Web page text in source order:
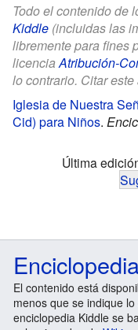
Todo el contenido de
Kiddle (incluidas las
libremente para fines
licencia Atribución-
lo contrario. Citar
Iglesia de Nuestra
Cid) para Niños.
Última
El contenido está
menos que se indique
enciclopedia Kiddle se